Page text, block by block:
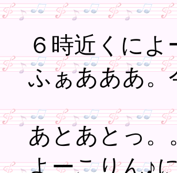
６時近くに
ふぁあああ。
あとあとっ。
よーこりん♪